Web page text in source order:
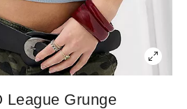
League Grunge